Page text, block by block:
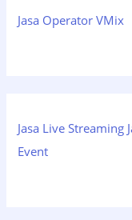
Jasa Operator VMix
Jasa Live
Event